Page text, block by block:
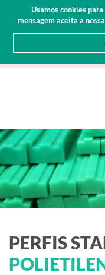
Usamos cookies
mensagem aceita a
PERFIS